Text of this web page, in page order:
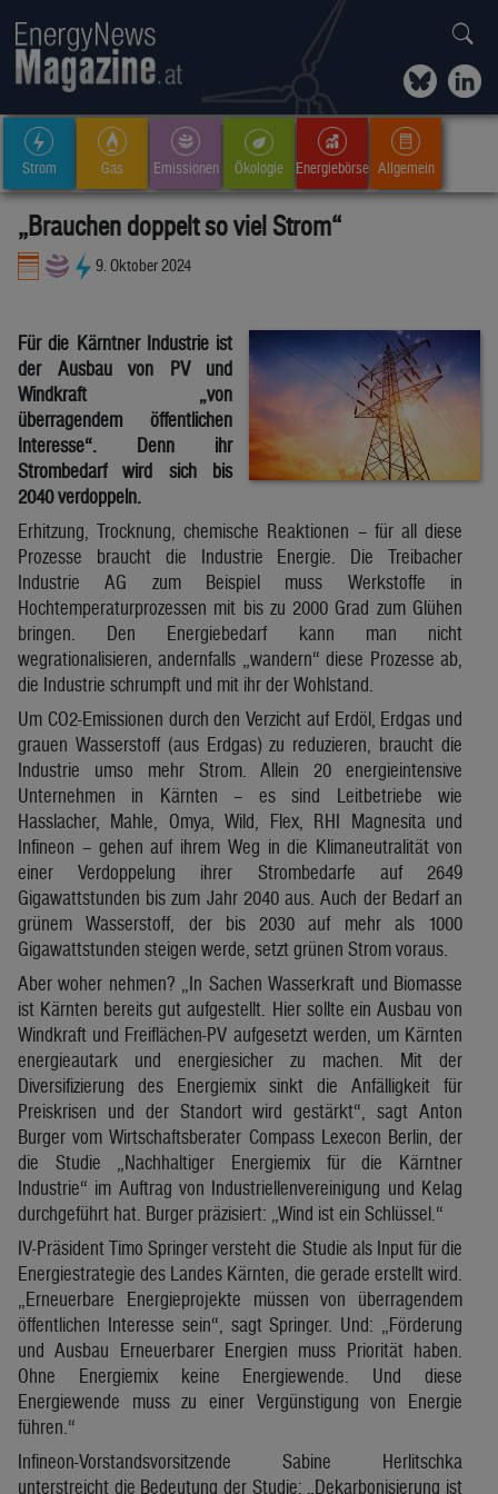
Strom Gas Emissionen Ökologie Energiebörse Allgemein
„Brauchen doppelt so viel Strom“
9. Oktober 2024
Für die Kärntner Industrie ist
der Ausbau von PV und
Windkraft „von
überragendem öffentlichen
Interesse“. Denn ihr
Strombedarf wird sich bis
2040 verdoppeln.
Erhitzung, Trocknung, chemische Reaktionen – für all diese
Prozesse braucht die Industrie Energie. Die Treibacher
Industrie AG zum Beispiel muss Werkstoffe in
Hochtemperaturprozessen mit bis zu 2000 Grad zum Glühen
bringen. Den Energiebedarf kann man nicht
wegrationalisieren, andernfalls „wandern“ diese Prozesse ab,
die Industrie schrumpft und mit ihr der Wohlstand.
Um CO2-Emissionen durch den Verzicht auf Erdöl, Erdgas und
grauen Wasserstoff (aus Erdgas) zu reduzieren, braucht die
Industrie umso mehr Strom. Allein 20 energieintensive
Unternehmen in Kärnten – es sind Leitbetriebe wie
Hasslacher, Mahle, Omya, Wild, Flex, RHI Magnesita und
Infineon – gehen auf ihrem Weg in die Klimaneutralität von
einer Verdoppelung ihrer Strombedarfe auf 2649
Gigawattstunden bis zum Jahr 2040 aus. Auch der Bedarf an
grünem Wasserstoff, der bis 2030 auf mehr als 1000
Gigawattstunden steigen werde, setzt grünen Strom voraus.
Aber woher nehmen? „In Sachen Wasserkraft und Biomasse
ist Kärnten bereits gut aufgestellt. Hier sollte ein Ausbau von
Windkraft und Freiflächen-PV aufgesetzt werden, um Kärnten
energieautark und energiesicher zu machen. Mit der
Diversifizierung des Energiemix sinkt die Anfälligkeit für
Preiskrisen und der Standort wird gestärkt“, sagt Anton
Burger vom Wirtschaftsberater Compass Lexecon Berlin, der
die Studie „Nachhaltiger Energiemix für die Kärntner
Industrie“ im Auftrag von Industriellenvereinigung und Kelag
durchgeführt hat. Burger präzisiert: „Wind ist ein Schlüssel.“
IV-Präsident Timo Springer versteht die Studie als Input für die
Energiestrategie des Landes Kärnten, die gerade erstellt wird.
„Erneuerbare Energieprojekte müssen von überragendem
öffentlichen Interesse sein“, sagt Springer. Und: „Förderung
und Ausbau Erneuerbarer Energien muss Priorität haben.
Ohne Energiemix keine Energiewende. Und diese
Energiewende muss zu einer Vergünstigung von Energie
führen.“
Infineon-Vorstandsvorsitzende Sabine Herlitschka
unterstreicht die Bedeutung der Studie: „Dekarbonisierung ist